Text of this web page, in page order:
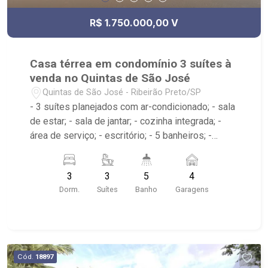
R$ 1.750.000,00 V
Casa térrea em condomínio 3 suítes à
venda no Quintas de São José
Quintas de São José - Ribeirão Preto/SP
- 3 suítes planejados com ar-condicionado; - sala
de estar; - sala de jantar; - cozinha integrada; -
área de serviço; - escritório; - 5 banheiros; -
próximo à Arena Beach Ribeirão, Wave academia,
Lodz Lounge Drink - Condomínio: Portaria 24hrs,
Playground;
3
Dorm.
3
Suítes
5
Banho
4
Garagens
Cód. 18897